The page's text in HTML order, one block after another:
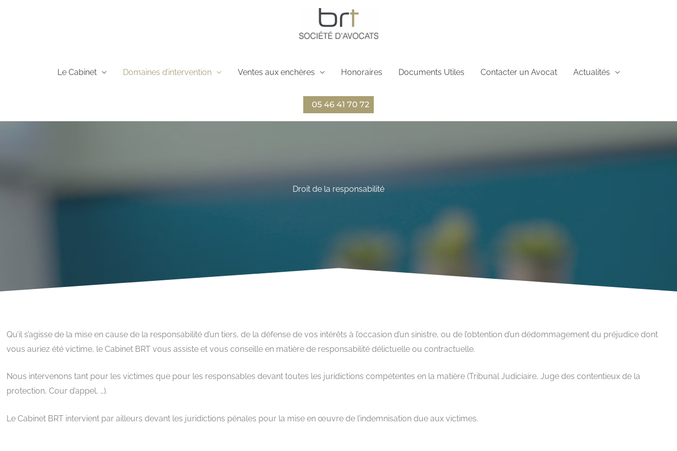
Le Cabinet Domaines d’intervention Ventes aux enchères Honoraires Documents Utiles Contacter un Avocat Actualités
05 46 41 70 72
Droit de la responsabilité
Qu’il s’agisse de la mise en cause de la responsabilité d’un tiers, de la défense de vos intérêts à l’occasion d’un sinistre, ou de l’obtention d’un dédommagement du préjudice dont
vous auriez été victime, le Cabinet BRT vous assiste et vous conseille en matière de responsabilité délictuelle ou contractuelle.
Nous intervenons tant pour les victimes que pour les responsables devant toutes les juridictions compétentes en la matière (Tribunal Judiciaire, Juge des contentieux de la
protection, Cour d’appel, …).
Le Cabinet BRT intervient par ailleurs devant les juridictions pénales pour la mise en œuvre de l’indemnisation due aux victimes.